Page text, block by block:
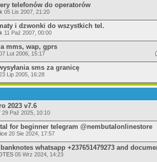
telefonów do operatorów
05 Lis 2007, 21:20
i dzwonki do wszystkich tel.
11 Paź 2007, 00:00
mms, wap, gprs
Lut 2006, 15:17
sms za granicę
Lip 2005, 16:28
2023 v7.6
29 Paź 2025, 10:10
for beginner telegram @nembutalonlinestore
20 Sie 2024, 17:57
whatsapp +237651479273 and
05 Wrz 2024, 14:23